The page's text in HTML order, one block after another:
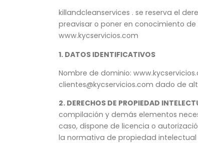
killandcleanservices . se reserva el
preavisar o poner en conocimiento
www.kycservicios.com
1. DATOS IDENTIFICATIVOS
Nombre de dominio:
clientes@kycservicios.com dado de
2. DERECHOS DE PROPIEDAD
compilación y demás elementos
caso, dispone de licencia o
la normativa de propiedad intelectual